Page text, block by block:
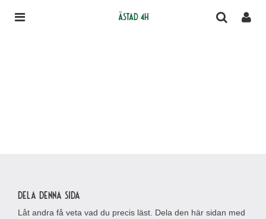
Ästad 4H
Dela denna sida
Låt andra få veta vad du precis läst. Dela den här sidan med